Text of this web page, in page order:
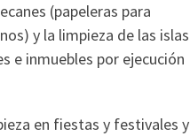
(papeleras para
y la limpieza de las islas
e inmuebles por ejecución
en fiestas y festivales y